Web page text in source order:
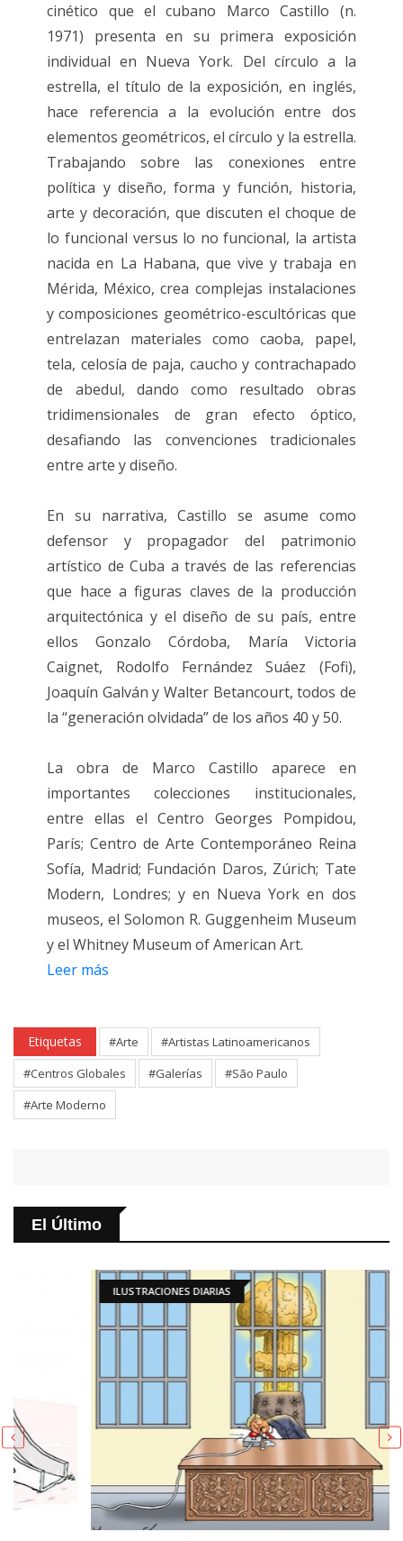
cinético que el cubano Marco Castillo (n.
1971) presenta en su primera exposición
individual en Nueva York. Del círculo a la
estrella, el título de la exposición, en inglés,
hace referencia a la evolución entre dos
elementos geométricos, el círculo y la estrella.
Trabajando sobre las conexiones entre
política y diseño, forma y función, historia,
arte y decoración, que discuten el choque de
lo funcional versus lo no funcional, la artista
nacida en La Habana, que vive y trabaja en
Mérida, México, crea complejas instalaciones
y composiciones geométrico-escultóricas que
entrelazan materiales como caoba, papel,
tela, celosía de paja, caucho y contrachapado
de abedul, dando como resultado obras
tridimensionales de gran efecto óptico,
desafiando las convenciones tradicionales
entre arte y diseño.
En su narrativa, Castillo se asume como
defensor y propagador del patrimonio
artístico de Cuba a través de las referencias
que hace a figuras claves de la producción
arquitectónica y el diseño de su país, entre
ellos Gonzalo Córdoba, María Victoria
Caignet, Rodolfo Fernández Suáez (Fofi),
Joaquín Galván y Walter Betancourt, todos de
la “generación olvidada” de los años 40 y 50.
La obra de Marco Castillo aparece en
importantes colecciones institucionales,
entre ellas el Centro Georges Pompidou,
París; Centro de Arte Contemporáneo Reina
Sofía, Madrid; Fundación Daros, Zúrich; Tate
Modern, Londres; y en Nueva York en dos
museos, el Solomon R. Guggenheim Museum
y el Whitney Museum of American Art.
Leer más
Etiquetas #Arte
#Artistas Latinoamericanos
#Centros Globales
#Galerías
#São Paulo
#Arte Moderno
El Último
ILUSTRACIONES DIARIAS